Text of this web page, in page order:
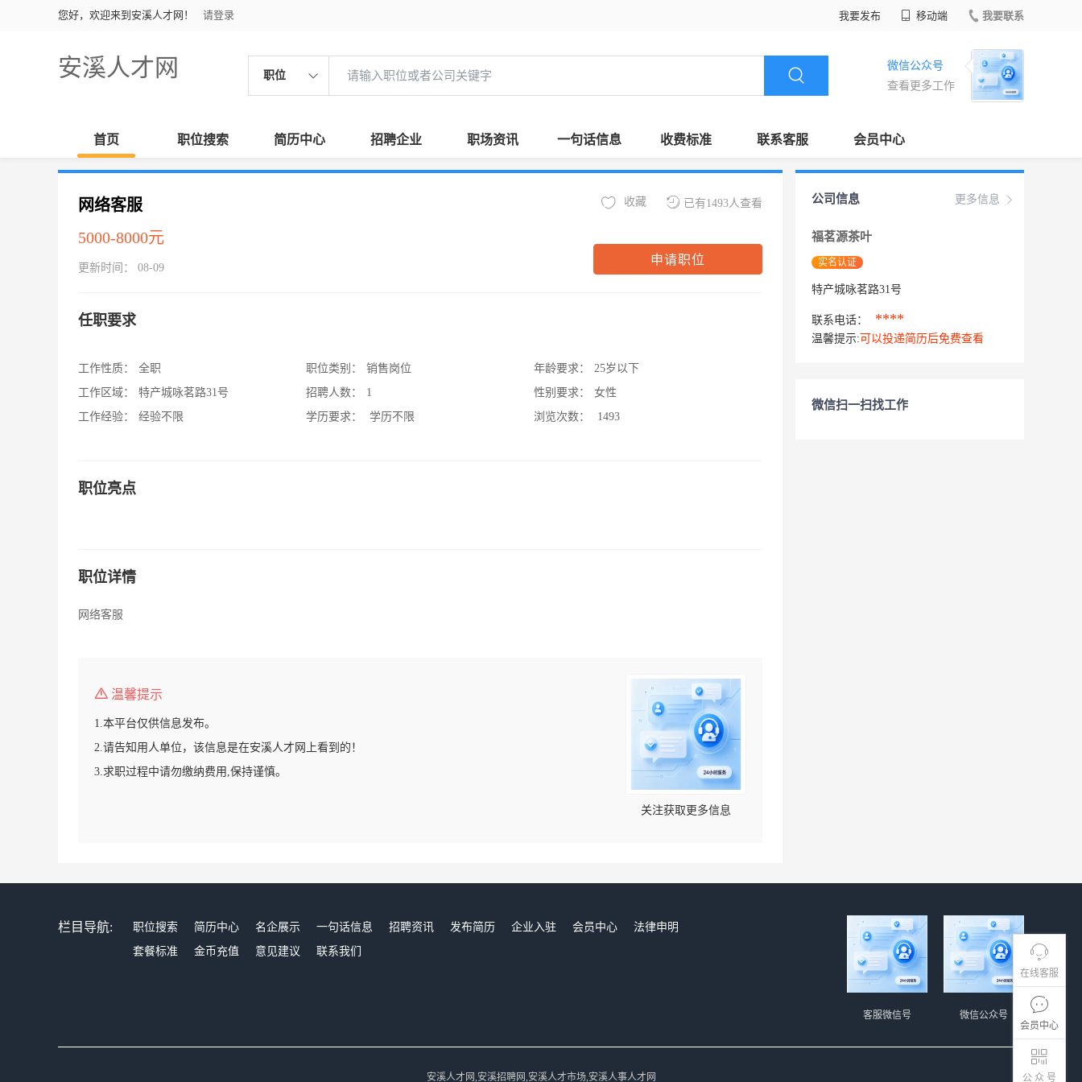
您好，欢迎来到安溪人才网！ 请登录 我要发布 移动端 我要联系
安溪人才网 职位
微信公众号
查看更多工作
首页 职位搜索 简历中心 招聘企业 职场资讯 一句话信息 收费标准 联系客服 会员中心
在线客服
会员中心
公 众 号
网络客服
5000-8000元
更新时间： 08-09
已有1493人查看
收藏
申请职位
任职要求
工作性质：
全职
工作区域：
特产城咏茗路31号
工作经验：
经验不限
职位类别：
销售岗位
招聘人数：
1
学历要求：
学历不限
年龄要求：
25岁以下
性别要求：
女性
浏览次数：
1493
职位亮点
职位详情
网络客服
温馨提示
1.本平台仅供信息发布。
2.请告知用人单位，该信息是在安溪人才网上看到的！
3.求职过程中请勿缴纳费用,保持谨慎。
关注获取更多信息
更多信息
公司信息
福茗源茶叶
实名认证
特产城咏茗路31号
联系电话： ****
温馨提示: 可以投递简历后免费查看
微信扫一扫找工作
栏目导航: 职位搜索 简历中心 名企展示 一句话信息 招聘资讯 发布简历 企业入驻 会员中心
法律申明
套餐标准
金币充值 意见建议 联系我们
微信公众号
客服微信号
安溪人才网,安溪招聘网,安溪人才市场,安溪人事人才网